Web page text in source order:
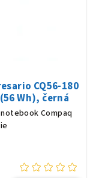
CQ56-180
Wh), černá
Compaq